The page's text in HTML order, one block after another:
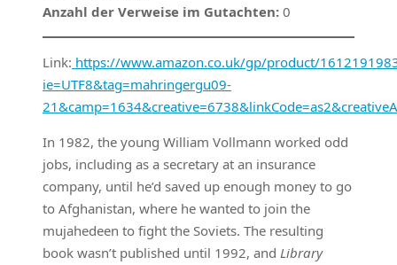
Anzahl der Verweise im Gutachten: 0
Link: https://www.amazon.co.uk/gp/product/
ie=UTF8&tag=mahringergu09-
In 1982, the young William Vollmann worked odd
jobs, including as a secretary at an insurance
company, until he’d saved up enough money to go
to Afghanistan, where he wanted to join the
mujahedeen to fight the Soviets. The resulting
book wasn’t published until 1992, and Library